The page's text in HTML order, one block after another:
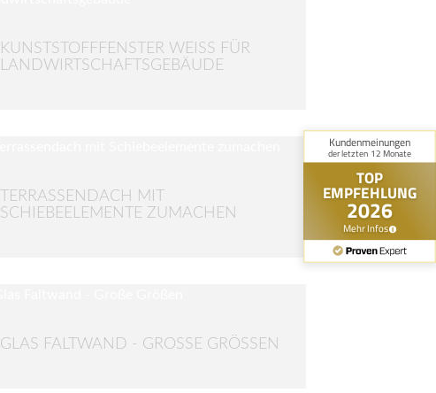
KUNSTSTOFFFENSTER WEISS FÜR L
ANDWIRTSCHAFTSGEBÄUDE
TERRASSENDACH MIT
SCHIEBEELEMENTE ZUMACHEN
GLAS FALTWAND - GROSSE GRÖSSEN